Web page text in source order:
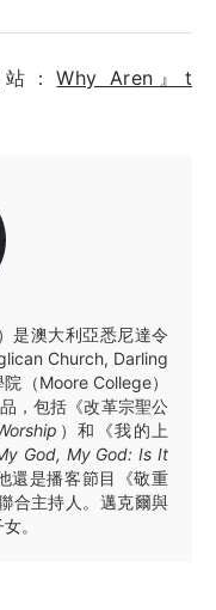
站：Why Aren』t
是澳大利亞悉尼達令
Church, Darling
（Moore College）
，包括《改革宗聖公
）和《我的上
God, My God: Is It
還是播客節目《敬重
合主持人。邁克爾與
。